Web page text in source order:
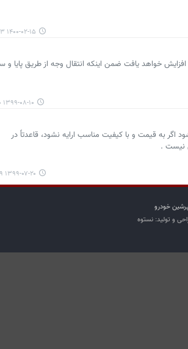
۱۴۰۰-۰۲-۱۵ ۱۳:۴۳
خواهد یافت ضمن اینکه انتقال وجه از طریق پایا و
۱۳۹۹-۰۸-۱۰ ۱۱:۳۰
به قیمت و با کیفیت مناسب ارایه نشود، قاعدتاً در
نیست .
۱۳۹۹-۰۷-۲۰ ۱۳:۰۹
پرشین خودرو
و تولید: نستوه